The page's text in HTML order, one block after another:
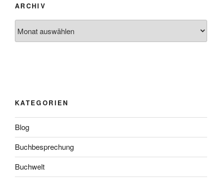
ARCHIV
KATEGORIEN
Blog
Buchbesprechung
Buchwelt